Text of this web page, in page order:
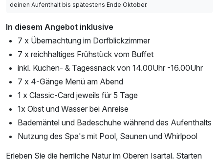
deinen Aufenthalt bis spätestens Ende Oktober.
In diesem Angebot inklusive
7 x Übernachtung im Dorfblickzimmer
7 x reichhaltiges Frühstück vom Buffet
inkl. Kuchen- & Tagessnack von 14.00Uhr -16.00Uhr
7 x 4-Gänge Menü am Abend
1 x Classic-Card jeweils für 5 Tage
1x Obst und Wasser bei Anreise
Bademäntel und Badeschuhe während des Aufenthalts
Nutzung des Spa's mit Pool, Saunen und Whirlpool
Erleben Sie die herrliche Natur im Oberen Isartal. Starten